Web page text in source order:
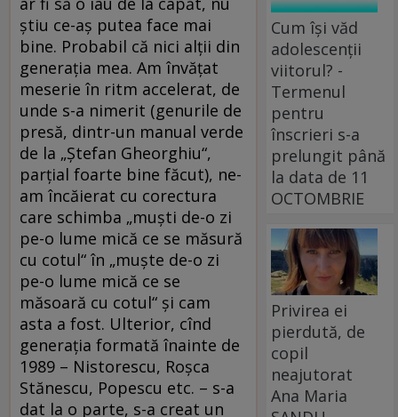
ştiu ce-aş putea face mai
bine. Probabil că nici alţii din
generaţia mea. Am învăţat
meserie în ritm accelerat, de
unde s-a nimerit (genurile de
presă, dintr-un manual verde
de la „Ştefan Gheorghiu“,
parţial foarte bine făcut), ne-
am încăierat cu corectura
care schimba „muşti de-o zi
pe-o lume mică ce se măsură
cu cotul“ în „muşte de-o zi
pe-o lume mică ce se
măsoară cu cotul“ şi cam
asta a fost. Ulterior, cînd
generaţia formată înainte de
1989 – Nistorescu, Roşca
Stănescu, Popescu etc. – s-a
dat la o parte, s-a creat un
Cum își văd
adolescenții
viitorul? -
Termenul
pentru
înscrieri s-a
prelungit până
la data de 11
OCTOMBRIE
Privirea ei
pierdută, de
copil
neajutorat
Ana Maria